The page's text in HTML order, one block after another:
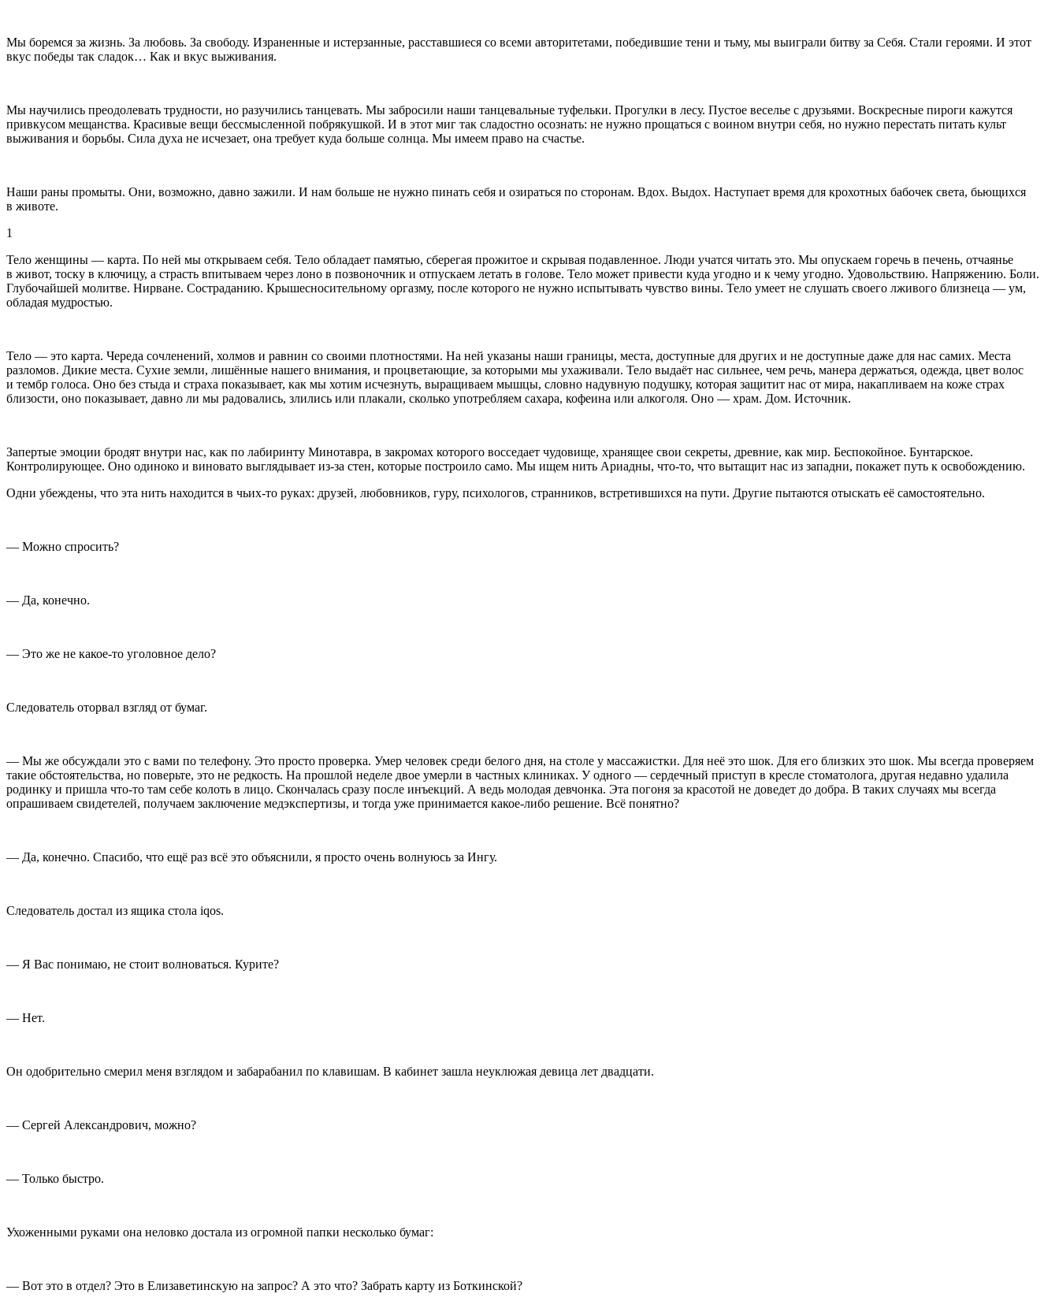
Мы боремся за жизнь. За любовь. За свободу. Израненные и истерзанные, расставшиеся со всеми авторитетами, победившие тени и тьму, мы выиграли битву за Себя. Стали героями. И этот
вкус победы так сладок… Как и вкус выживания.
Мы научились преодолевать трудности, но разучились танцевать. Мы забросили наши танцевальные туфельки. Прогулки в лесу. Пустое веселье с друзьями. Воскресные пироги кажутся
привкусом мещанства. Красивые вещи бессмысленной побрякушкой. И в этот миг так сладостно осознать: не нужно прощаться с воином внутри себя, но нужно перестать питать культ
выживания и борьбы. Сила духа не исчезает, она требует куда больше солнца. Мы имеем право на счастье.
Наши раны промыты. Они, возможно, давно зажили. И нам больше не нужно пинать себя и озираться по сторонам. Вдох. Выдох. Наступает время для крохотных бабочек света, бьющихся
в животе.
1
Тело женщины — карта. По ней мы открываем себя. Тело обладает памятью, сберегая прожитое и скрывая подавленное. Люди учатся читать это. Мы опускаем горечь в печень, отчаянье
в живот, тоску в ключицу, а страсть впитываем через лоно в позвоночник и отпускаем летать в голове. Тело может привести куда угодно и к чему угодно. Удовольствию. Напряжению. Боли.
Глубочайшей молитве. Нирване. Состраданию. Крышесносительному оргазму, после которого не нужно испытывать чувство вины. Тело умеет не слушать своего лживого близнеца — ум,
обладая мудростью.
Тело — это карта. Череда сочленений, холмов и равнин со своими плотностями. На ней указаны наши границы, места, доступные для других и не доступные даже для нас самих. Места
разломов. Дикие места. Сухие земли, лишённые нашего внимания, и процветающие, за которыми мы ухаживали. Тело выдаёт нас сильнее, чем речь, манера держаться, одежда, цвет волос
и тембр голоса. Оно без стыда и страха показывает, как мы хотим исчезнуть, выращиваем мышцы, словно надувную подушку, которая защитит нас от мира, накапливаем на коже страх
близости, оно показывает, давно ли мы радовались, злились или плакали, сколько употребляем сахара, кофеина или алкоголя. Оно — храм. Дом. Источник.
Запертые эмоции бродят внутри нас, как по лабиринту Минотавра, в закромах которого восседает чудовище, хранящее свои секреты, древние, как мир. Беспокойное. Бунтарское.
Контролирующее. Оно одиноко и виновато выглядывает из-за стен, которые построило само. Мы ищем нить Ариадны, что-то, что вытащит нас из западни, покажет путь к освобождению.
Одни убеждены, что эта нить находится в чьих-то руках: друзей, любовников, гуру, психологов, странников, встретившихся на пути. Другие пытаются отыскать её самостоятельно.
— Можно спросить?
— Да, конечно.
— Это же не какое-то уголовное дело?
Следователь оторвал взгляд от бумаг.
— Мы же обсуждали это с вами по телефону. Это просто проверка. Умер человек среди белого дня, на столе у массажистки. Для неё это шок. Для его близких это шок. Мы всегда проверяем
такие обстоятельства, но поверьте, это не редкость. На прошлой неделе двое умерли в частных клиниках. У одного — сердечный приступ в кресле стоматолога, другая недавно удалила
родинку и пришла что-то там себе колоть в лицо. Скончалась сразу после инъекций. А ведь молодая девчонка. Эта погоня за красотой не доведет до добра. В таких случаях мы всегда
опрашиваем свидетелей, получаем заключение медэкспертизы, и тогда уже принимается какое-либо решение. Всё понятно?
— Да, конечно. Спасибо, что ещё раз всё это объяснили, я просто очень волнуюсь за Ингу.
Следователь достал из ящика стола iqos.
— Я Вас понимаю, не стоит волноваться. Курите?
— Нет.
Он одобрительно смерил меня взглядом и забарабанил по клавишам. В кабинет зашла неуклюжая девица лет двадцати.
— Сергей Александрович, можно?
— Только быстро.
Ухоженными руками она неловко достала из огромной папки несколько бумаг:
— Вот это в отдел? Это в Елизаветинскую на запрос? А это что? Забрать карту из Боткинской?